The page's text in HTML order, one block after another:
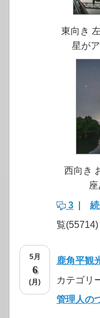
東向き
星が
西向き
3
覧(55714)
5月
6
(月)
鹿角平観
カテゴリ
管理人の